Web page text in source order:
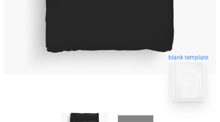
blank template